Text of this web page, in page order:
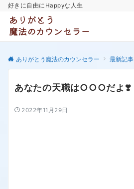
好きに自由にHappyな人生
ありがとう魔法のカウンセラー 最新記事
あなたの天職は○○○だよ❣️
2022年11月29日